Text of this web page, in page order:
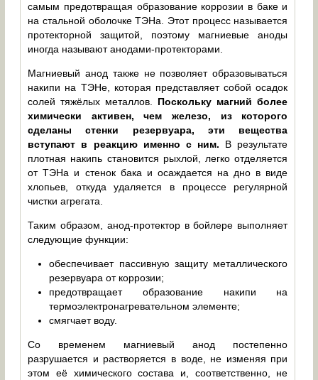
самым предотвращая образование коррозии в баке и
на стальной оболочке ТЭНа. Этот процесс называется
протекторной защитой, поэтому магниевые аноды
иногда называют анодами-протекторами.
Магниевый анод также не позволяет образовываться
накипи на ТЭНе, которая представляет собой осадок
солей тяжёлых металлов. Поскольку магний более
химически активен, чем железо, из которого
сделаны стенки резервуара, эти вещества
вступают в реакцию именно с ним. В результате
плотная накипь становится рыхлой, легко отделяется
от ТЭНа и стенок бака и осаждается на дно в виде
хлопьев, откуда удаляется в процессе регулярной
чистки агрегата.
Таким образом, анод-протектор в бойлере выполняет
следующие функции:
обеспечивает пассивную защиту металлического
резервуара от коррозии;
предотвращает образование накипи на
термоэлектронагревательном элементе;
смягчает воду.
Со временем магниевый анод постепенно
разрушается и растворяется в воде, не изменяя при
этом её химического состава и, соответственно, не